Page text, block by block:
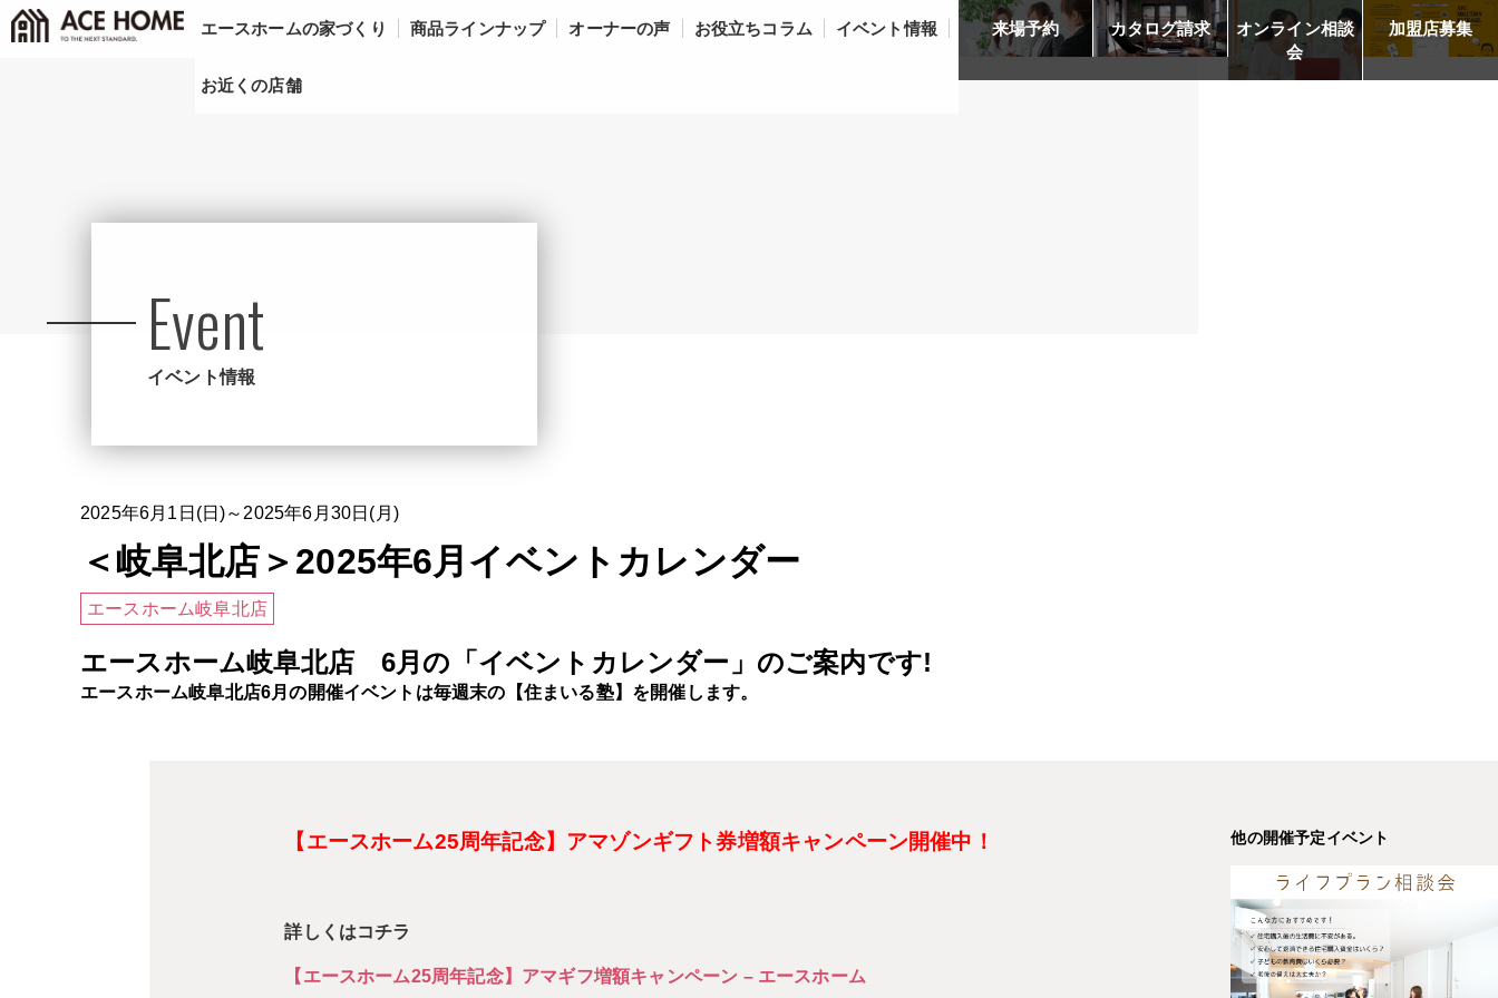
エースホームの家づくり 商品ラインナップ オーナーの声 お役立ちコラム イベント情報
お近くの店舗
来場予約 カタログ請求
オンライン相談
会
加盟店募集
Event
イベント情報
2025年6月1日(日)～2025年6月30日(月)
＜岐阜北店＞2025年6月イベントカレンダー
エースホーム岐阜北店
エースホーム岐阜北店 6月の「イベントカレンダー」のご案内です!
エースホーム岐阜北店6月の開催イベントは毎週末の【住まいる塾】を開催します。
【エースホーム25周年記念】アマゾンギフト券増額キャンペーン開催中！
詳しくはコチラ
【エースホーム25周年記念】アマギフ増額キャンペーン – エースホーム
他の開催予定イベント